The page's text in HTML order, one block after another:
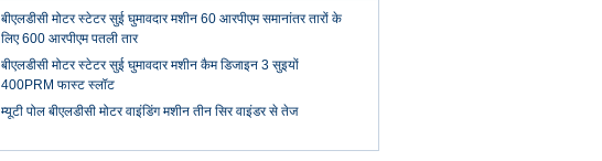
बीएलडीसी मोटर स्टेटर सुई घुमावदार मशीन 60 आरपीएम समानांतर तारों के
लिए 600 आरपीएम पतली तार
बीएलडीसी मोटर स्टेटर सुई घुमावदार मशीन कैम डिजाइन 3 सुइयों
400PRM फास्ट स्लॉट
म्यूटी पोल बीएलडीसी मोटर वाइंडिंग मशीन तीन सिर वाइंडर से तेज